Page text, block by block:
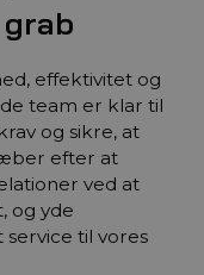
effektivitet og
team er klar til
og sikre, at
efter at
ved at
og yde
til vores